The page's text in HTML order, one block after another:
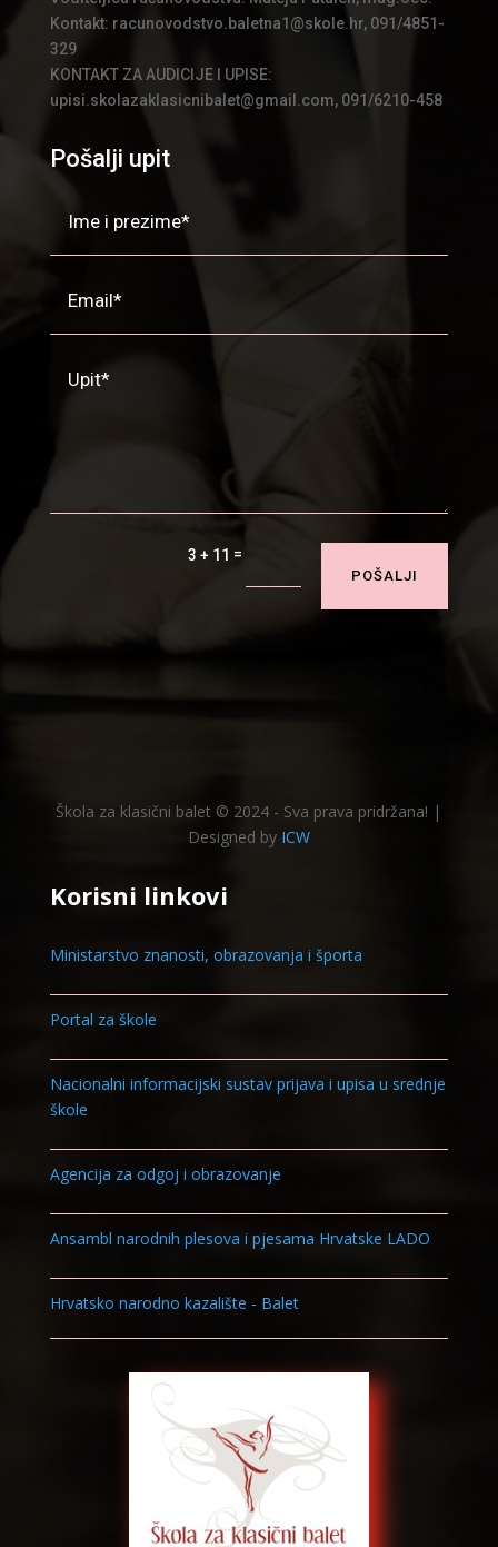
Kontakt: racunovodstvo.baletna1@skole.hr, 091/4851-
329
KONTAKT ZA AUDICIJE I UPISE:
upisi.skolazaklasicnibalet@gmail.com, 091/6210-458
Pošalji upit
3 + 11 =
POŠALJI
Škola za klasični balet © 2024 - Sva prava pridržana! |
Designed by ICW
Korisni linkovi
Ministarstvo znanosti, obrazovanja i športa
Portal za škole
Nacionalni informacijski sustav prijava i upisa u srednje
škole
Agencija za odgoj i obrazovanje
Ansambl narodnih plesova i pjesama Hrvatske LADO
Hrvatsko narodno kazalište - Balet